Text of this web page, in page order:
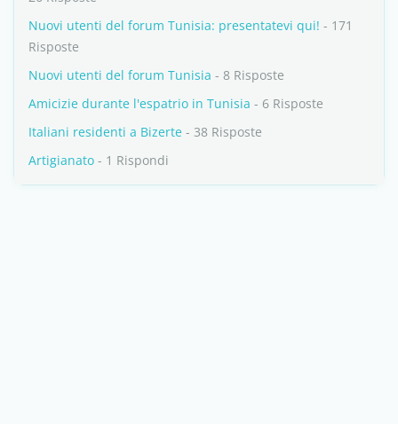
Nuovi utenti del forum Tunisia: presentatevi qui! - 171
Risposte
Nuovi utenti del forum Tunisia - 8 Risposte
Amicizie durante l'espatrio in Tunisia - 6 Risposte
Italiani residenti a Bizerte - 38 Risposte
Artigianato - 1 Rispondi